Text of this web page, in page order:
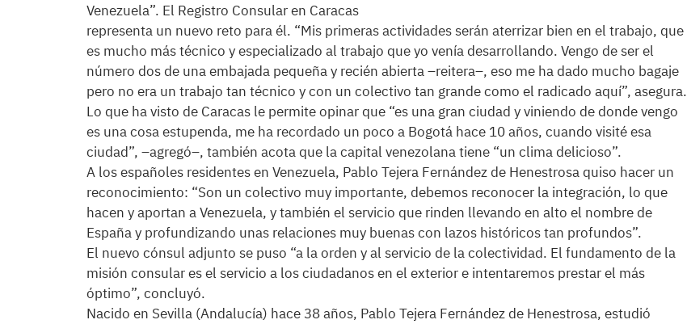
Venezuela”. El Registro Consular en Caracas
representa un nuevo reto para él. “Mis primeras actividades serán aterrizar bien en el trabajo, que
es mucho más técnico y especializado al trabajo que yo venía desarrollando. Vengo de ser el
número dos de una embajada pequeña y recién abierta –reitera–, eso me ha dado mucho bagaje
pero no era un trabajo tan técnico y con un colectivo tan grande como el radicado aquí”, asegura.
Lo que ha visto de Caracas le permite opinar que “es una gran ciudad y viniendo de donde vengo
es una cosa estupenda, me ha recordado un poco a Bogotá hace 10 años, cuando visité esa
ciudad”, –agregó–, también acota que la capital venezolana tiene “un clima delicioso”.
A los españoles residentes en Venezuela, Pablo Tejera Fernández de Henestrosa quiso hacer un
reconocimiento: “Son un colectivo muy importante, debemos reconocer la integración, lo que
hacen y aportan a Venezuela, y también el servicio que rinden llevando en alto el nombre de
España y profundizando unas relaciones muy buenas con lazos históricos tan profundos”.
El nuevo cónsul adjunto se puso “a la orden y al servicio de la colectividad. El fundamento de la
misión consular es el servicio a los ciudadanos en el exterior e intentaremos prestar el más
óptimo”, concluyó.
Nacido en Sevilla (Andalucía) hace 38 años, Pablo Tejera Fernández de Henestrosa, estudió